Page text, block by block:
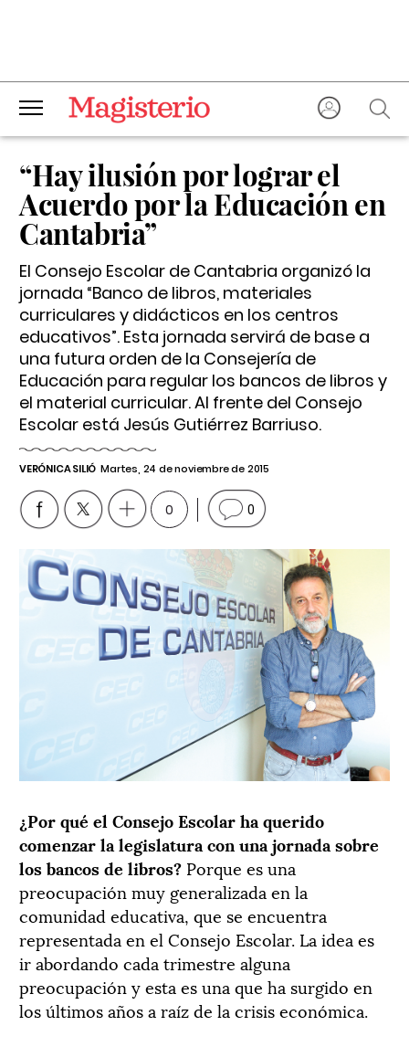
“Hay ilusión por lograr el
Acuerdo por la Educación en
Cantabria”
El Consejo Escolar de Cantabria organizó la
jornada “Banco de libros, materiales
curriculares y didácticos en los centros
educativos”. Esta jornada servirá de base a
una futura orden de la Consejería de
Educación para regular los bancos de libros y
el material curricular. Al frente del Consejo
Escolar está Jesús Gutiérrez Barriuso.
VERÓNICA SILIÓ Martes, 24 de noviembre de 2015
0 0
¿Por qué el Consejo Escolar ha querido
comenzar la legislatura con una jornada sobre
los bancos de libros? Porque es una
preocupación muy generalizada en la
comunidad educativa, que se encuentra
representada en el Consejo Escolar. La idea es
ir abordando cada trimestre alguna
preocupación y esta es una que ha surgido en
los últimos años a raíz de la crisis económica.